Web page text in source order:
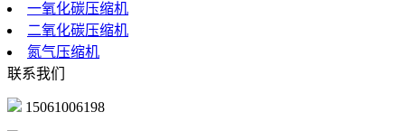
一氧化碳压缩机
二氧化碳压缩机
氮气压缩机
联系我们
15061006198